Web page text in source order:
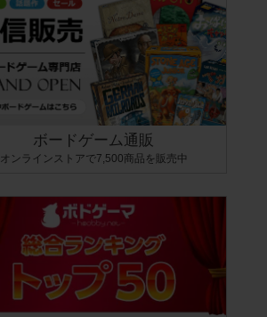
ボードゲーム通販
オンラインストアで7,500商品を販売中